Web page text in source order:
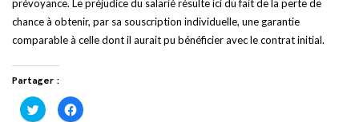
prévoyance. Le préjudice du salarié résulte ici du fait de la perte de
chance à obtenir, par sa souscription individuelle, une garantie
comparable à celle dont il aurait pu bénéficier avec le contrat initial.
Partager :
Cliquez
pour
Cliquez
pour